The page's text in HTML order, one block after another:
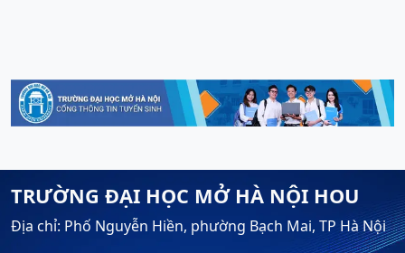
TRƯỜNG ĐẠI HỌC MỞ HÀ NỘI HOU
Địa chỉ: Phố Nguyễn Hiền, phường Bạch Mai, TP Hà Nội